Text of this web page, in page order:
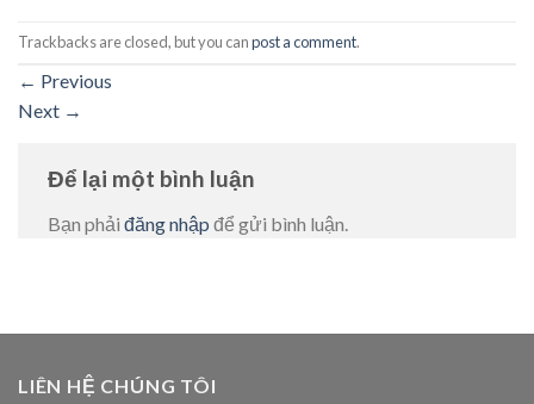
Trackbacks are closed, but you canpost a comment.
← Previous
Next →
Để lại một bình luận
Bạn phải đăng nhập để gửi bình luận.
LIÊN HỆ CHÚNG TÔI